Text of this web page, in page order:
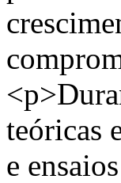
teóricas
e